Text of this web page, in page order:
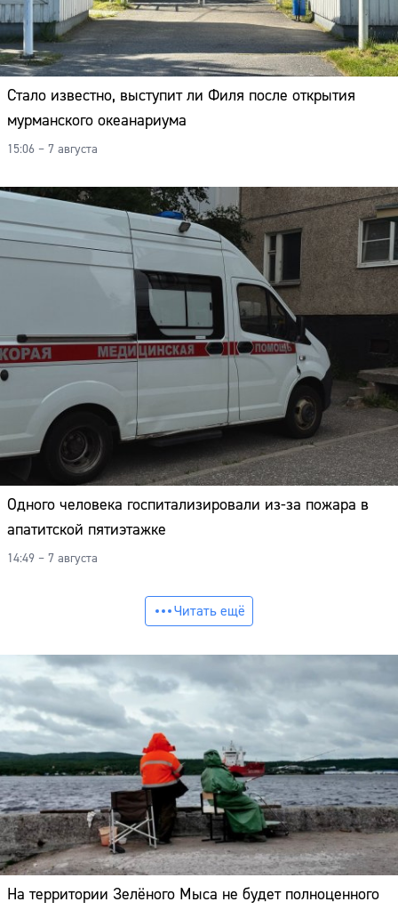
Стало известно, выступит ли Филя после открытия
мурманского океанариума
15:06 – 7 августа
Одного человека госпитализировали из-за пожара в
апатитской пятиэтажке
14:49 – 7 августа
Читать ещё
На территории Зелёного Мыса не будет полноценного